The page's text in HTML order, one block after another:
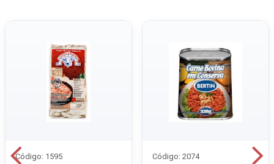
Código: 1595 Código: 2074